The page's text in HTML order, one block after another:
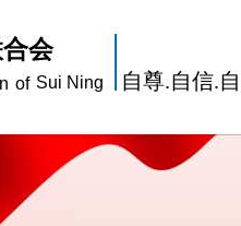
会
of Sui Ning 自尊.自信.